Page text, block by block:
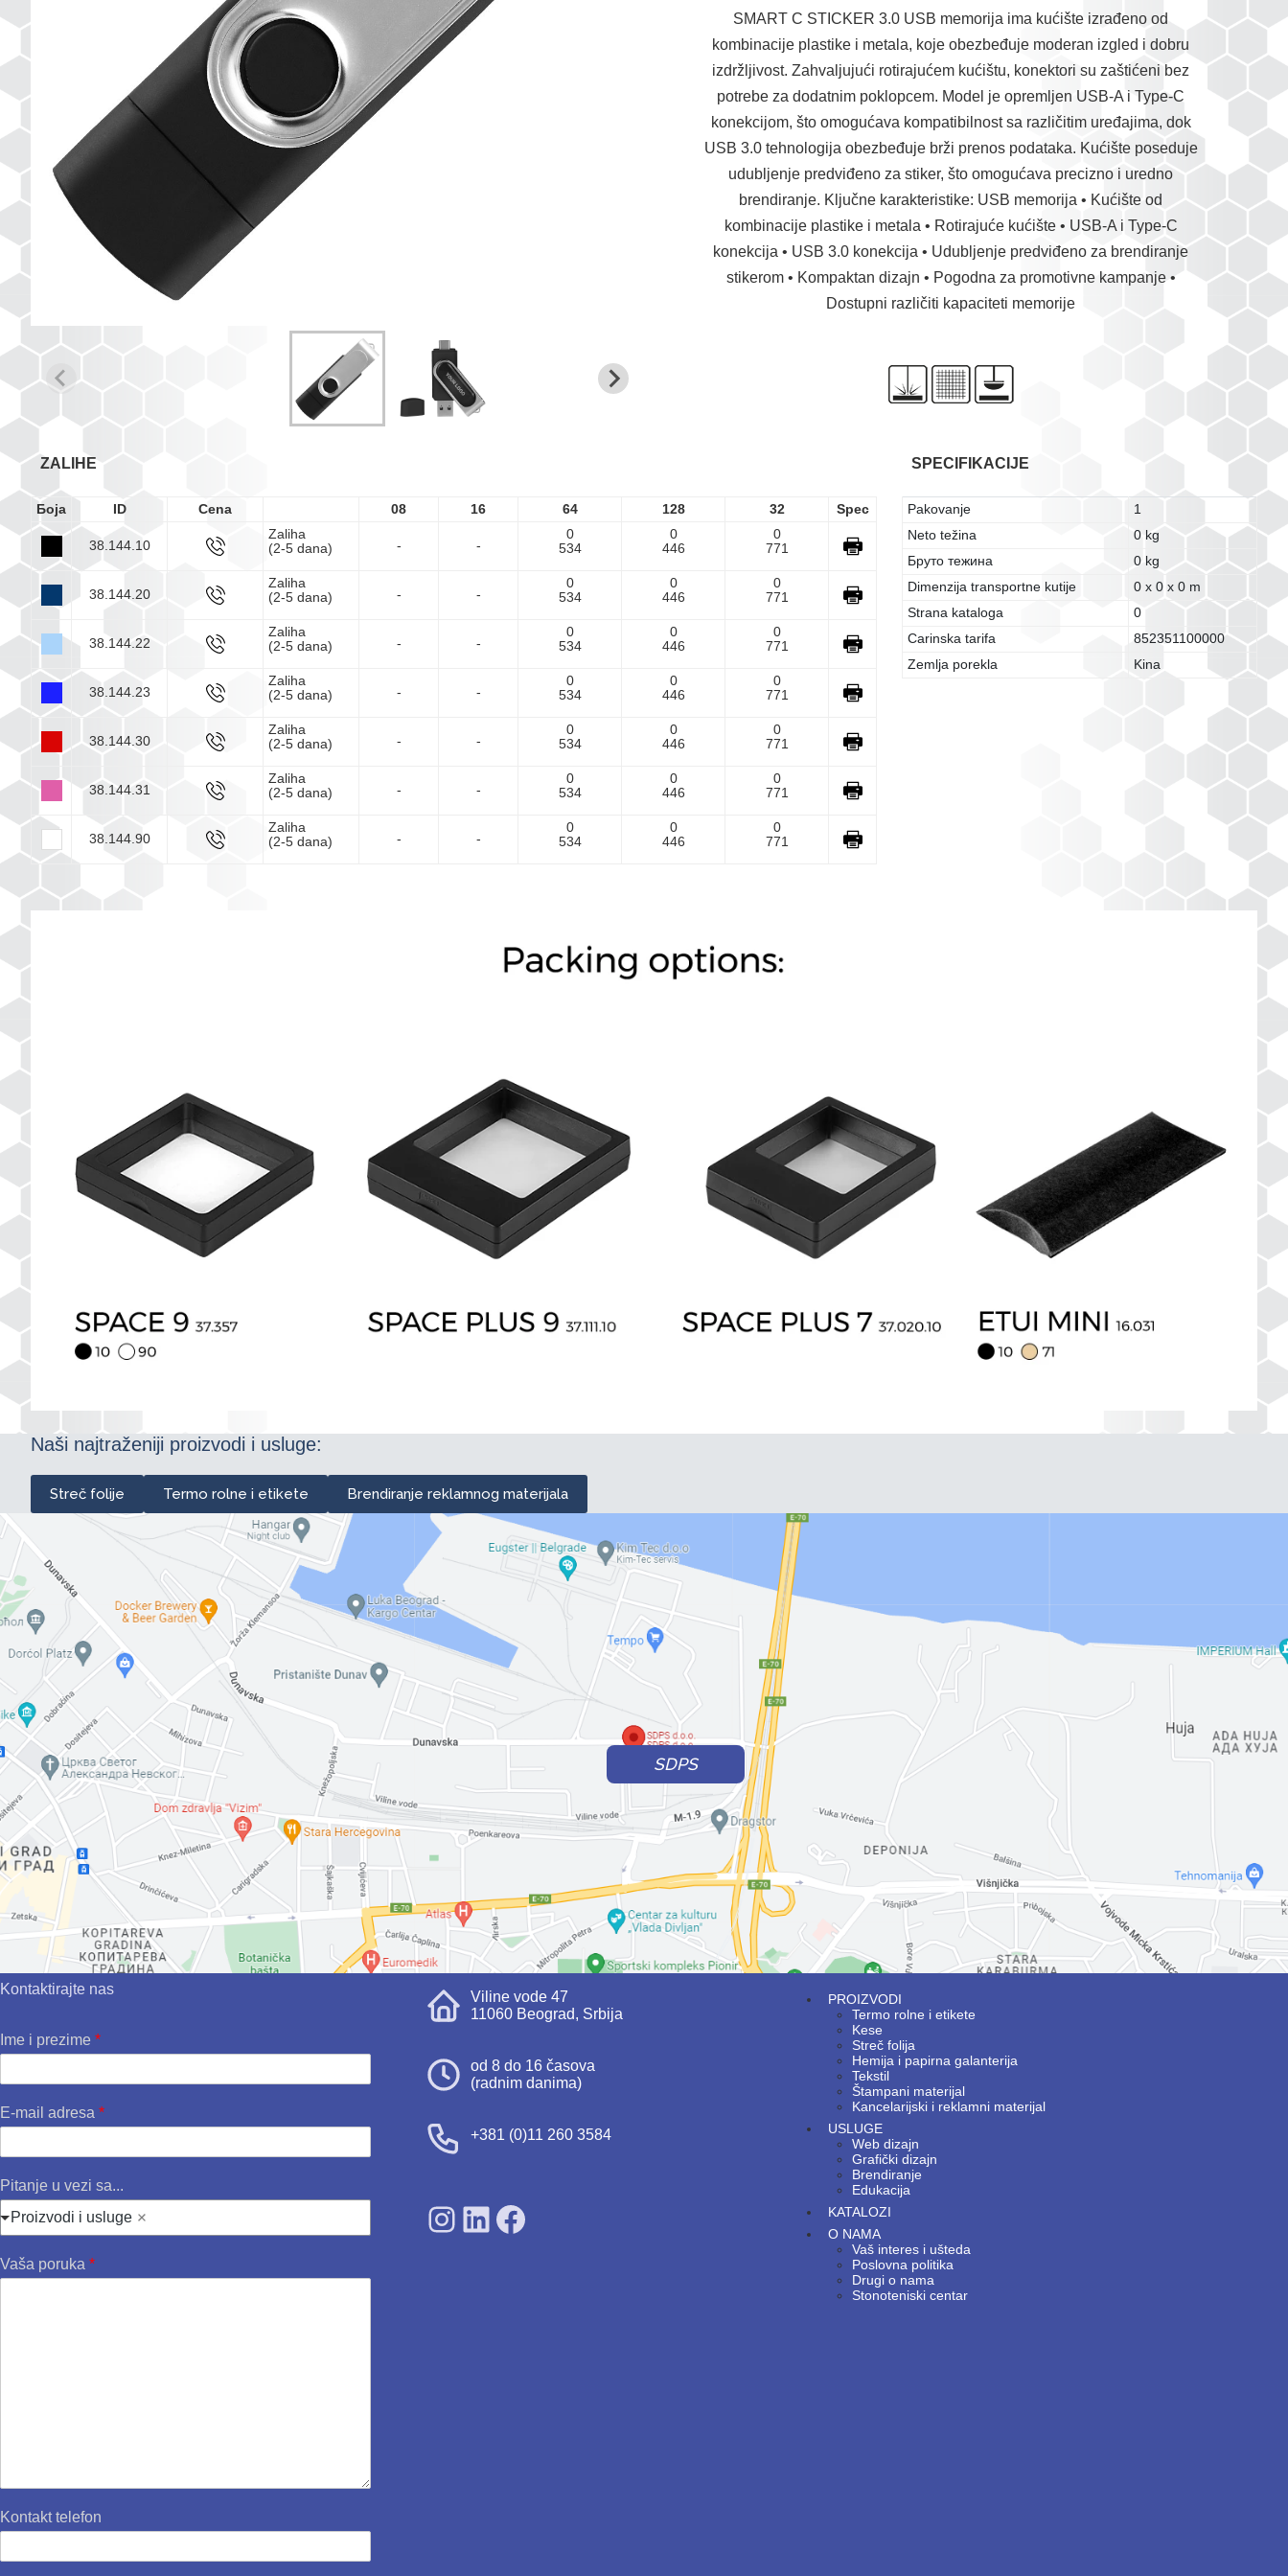
SMART C STICKER 3.0 USB memorija ima kućište izrađeno od
kombinacije plastike i metala, koje obezbeđuje moderan izgled i dobru
izdržljivost. Zahvaljujući rotirajućem kućištu, konektori su zaštićeni bez
potrebe za dodatnim poklopcem. Model je opremljen USB-A i Type-C
konekcijom, što omogućava kompatibilnost sa različitim uređajima, dok
USB 3.0 tehnologija obezbeđuje brži prenos podataka. Kućište poseduje
udubljenje predviđeno za stiker, što omogućava precizno i uredno
brendiranje. Ključne karakteristike: USB memorija • Kućište od
kombinacije plastike i metala • Rotirajuće kućište • USB-A i Type-C
konekcija • USB 3.0 konekcija • Udubljenje predviđeno za brendiranje
stikerom • Kompaktan dizajn • Pogodna za promotivne kampanje •
Dostupni različiti kapaciteti memorije
ZALIHE
Боја ID Cena 08 16 64 128 32 Spec
38.144.10
Zaliha
(2-5 dana)
- -
0
534
0
446
0
771
38.144.20
Zaliha
(2-5 dana)
- -
0
534
0
446
0
771
38.144.22
Zaliha
(2-5 dana)
- -
0
534
0
446
0
771
38.144.23
Zaliha
(2-5 dana)
- -
0
534
0
446
0
771
38.144.30
Zaliha
(2-5 dana)
- -
0
534
0
446
0
771
38.144.31
Zaliha
(2-5 dana)
- -
0
534
0
446
0
771
38.144.90
Zaliha
(2-5 dana)
- -
0
534
0
446
0
771
SPECIFIKACIJE
Pakovanje
1
Neto težina
0 kg
Бруто тежина
0 kg
Dimenzija transportne kutije
0 x 0 x 0 m
Strana kataloga
0
Carinska tarifa
852351100000
Zemlja porekla
Kina
Naši najtraženiji proizvodi i usluge:
Streč folije Termo rolne i etikete Brendiranje reklamnog materijala
SDPS
Kontaktirajte nas
Ime i prezime *
E-mail adresa *
Pitanje u vezi sa...
Proizvodi i usluge
Vaša poruka *
Kontakt telefon
Viline vode 47
11060 Beograd, Srbija
od 8 do 16 časova
(radnim danima)
+381 (0)11 260 3584
SDPS on Instagram
SDPS on Lunkedin
SDPS on Facebook
PROIZVODI
Termo rolne i etikete
Kese
Streč folija
Hemija i papirna galanterija
Tekstil
Štampani materijal
Kancelarijski i reklamni materijal
USLUGE
Web dizajn
Grafički dizajn
Brendiranje
Edukacija
KATALOZI
O NAMA
Vaš interes i ušteda
Poslovna politika
Drugi o nama
Stonoteniski centar